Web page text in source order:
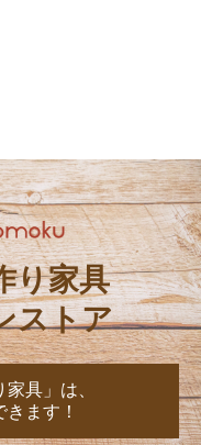
り家具
ストア
具」は、
ます！